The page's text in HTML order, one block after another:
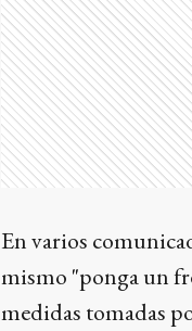
En varios
mismo "ponga un
medidas tomadas